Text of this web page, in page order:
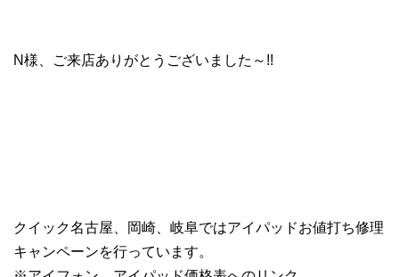
N様、ご来店ありがとうございました～!!
クイック名古屋、岡崎、岐阜ではアイパッドお値打ち修理
キャンペーンを行っています。